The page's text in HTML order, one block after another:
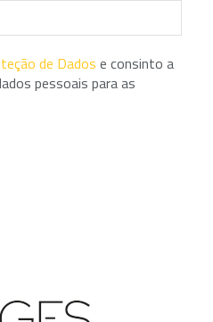
de Dados e consinto a
pessoais para as